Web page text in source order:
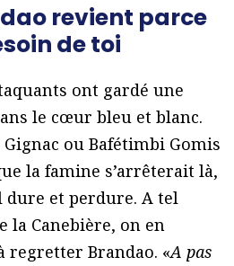
revient parce
de toi
ont gardé une
le cœur bleu et blanc.
ou Bafétimbi Gomis
la famine s’arrêterait là,
et perdure. A tel
la Canebière, on en
regretter Brandao. «A pas